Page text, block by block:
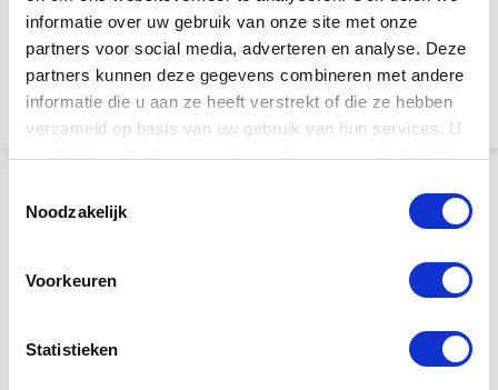
informatie over uw gebruik van onze site met onze
partners voor social media, adverteren en analyse. Deze
partners kunnen deze gegevens combineren met andere
informatie die u aan ze heeft verstrekt of die ze hebben
verzameld op basis van uw gebruik van hun services. U
gaat akkoord met onze cookies als u onze website blijft
Noodzakelijk
Voorkeuren
Statistieken
Gitaar Standaard voor 5
gitaren met wieltjes
€ 159,-
Polish Cloth
€ 6,95
Martin & Co | String
Hercules HCGS-523B+